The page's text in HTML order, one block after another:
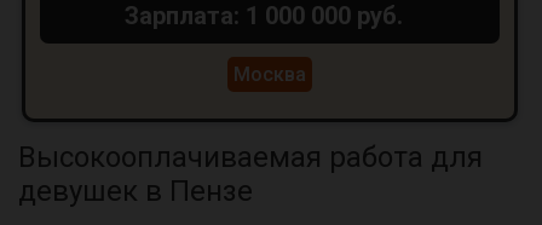
Зарплата: 1 000 000 руб.
Москва
Высокооплачиваемая работа для
девушек в Пензе